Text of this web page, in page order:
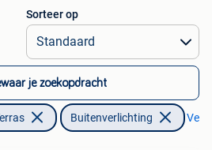
afstanden…
Sorteer op
je zoekopdracht
Buitenverlichting